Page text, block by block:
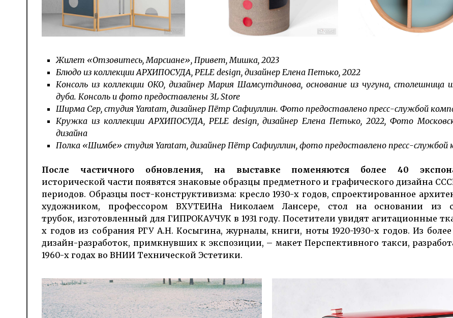
Жилет «Отзовитесь, Марсиане», Привет, Мишка, 2023
Блюдо из коллекции АРХИПОСУДА, PELE design, дизайнер Елена Петько, 2022
Консоль из коллекции ОКО, дизайнер Мария Шамсутдинова, основание из чугуна, столешница
дуба. Консоль и фото предоставлены 3L Store
Ширма Сер, студия Yaratam, дизайнер Пётр Сафиуллин. Фото предоставлено пресс-службой
Кружка из коллекции АРХИПОСУДА, PELE design, дизайнер Елена Петько, 2022, Фото
дизайна
Полка «Шимбе» студия Yaratam, дизайнер Пётр Сафиуллин, фото предоставлено пресс-службой
После частичного обновления, на выставке поменяются более 40
исторической части появятся знаковые образцы предметного и графического дизайна
периодов. Образцы пост-конструктивизма: кресло 1930-х годов, спроектированное
художником, профессором ВХУТЕИНа Николаем Лансере, стол на основании из
трубок, изготовленный для ГИПРОКАУЧУК в 1931 году. Посетители увидят агитационные
х годов из собрания РГУ А.Н. Косыгина, журналы, книги, ноты 1920-1930-х годов. Из
дизайн-разработок, примкнувших к экспозиции, – макет Перспективного такси,
1960-х годах во ВНИИ Технической Эстетики.